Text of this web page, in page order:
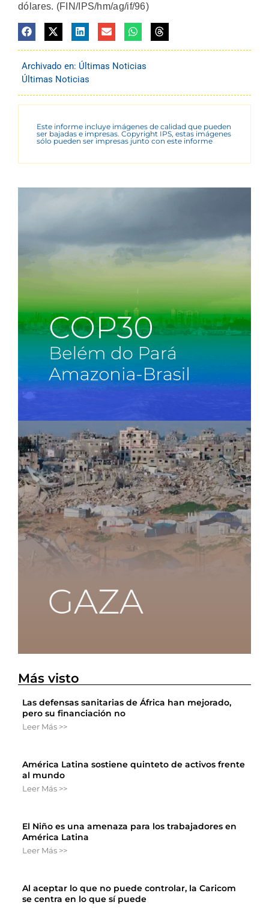
dólares. (FIN/IPS/hm/ag/if/96)
Archivado en: Últimas Noticias
Últimas Noticias
Este informe incluye imágenes de calidad que pueden
ser bajadas e impresas. Copyright IPS, estas imágenes
sólo pueden ser impresas junto con este informe
Más visto
Las defensas sanitarias de África han mejorado,
pero su financiación no
Leer Más >>
América Latina sostiene quinteto de activos frente
al mundo
Leer Más >>
El Niño es una amenaza para los trabajadores en
América Latina
Leer Más >>
Al aceptar lo que no puede controlar, la Caricom
se centra en lo que sí puede